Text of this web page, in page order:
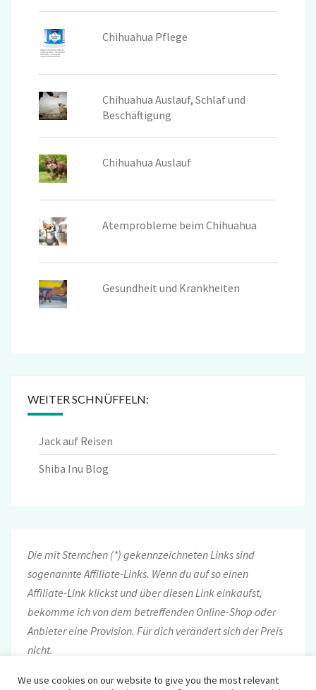
Chihuahua Pflege
Chihuahua Auslauf, Schlaf und
Beschäftigung
Chihuahua Auslauf
Atemprobleme beim Chihuahua
Gesundheit und Krankheiten
WEITER SCHNÜFFELN:
Jack auf Reisen
Shiba Inu Blog
Die mit Sternchen (*) gekennzeichneten Links sind
sogenannte Affiliate-Links. Wenn du auf so einen
Affiliate-Link klickst und über diesen Link einkaufst,
bekomme ich von dem betreffenden Online-Shop oder
Anbieter eine Provision. Für dich verändert sich der Preis
nicht.
We use cookies on our website to give you the most relevant